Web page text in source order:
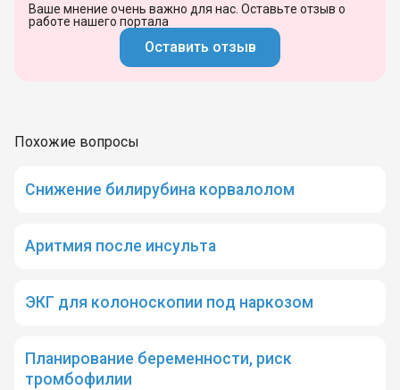
Ваше мнение очень важно для нас. Оставьте отзыв о
работе нашего портала
Оставить отзыв
Похожие вопросы
Снижение билирубина корвалолом
Аритмия после инсульта
ЭКГ для колоноскопии под наркозом
Планирование беременности, риск
тромбофилии